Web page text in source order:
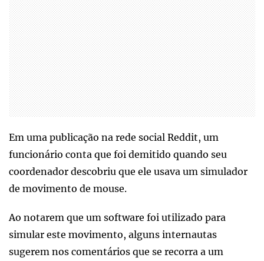
Em uma publicação na rede social Reddit, um
funcionário conta que foi demitido quando seu
coordenador descobriu que ele usava um simulador
de movimento de mouse.
Ao notarem que um software foi utilizado para
simular este movimento, alguns internautas
sugerem nos comentários que se recorra a um